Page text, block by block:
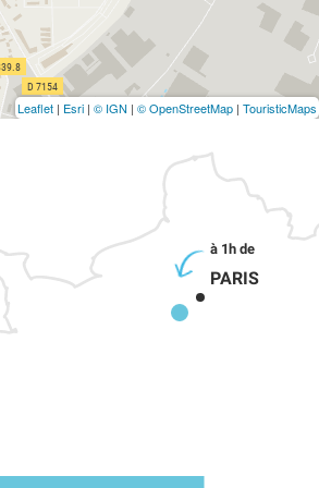
Leaflet | Esri | © IGN | © OpenStreetMap | TouristicMaps
PARIS